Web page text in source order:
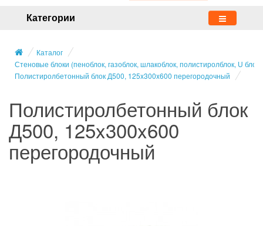
Категории
Каталог
Стеновые блоки (пеноблок, газоблок, шлакоблок, полистиролблок, U блок,
Полистиролбетонный блок Д500, 125x300x600 перегородочный
Полистиролбетонный блок
Д500, 125x300x600
перегородочный